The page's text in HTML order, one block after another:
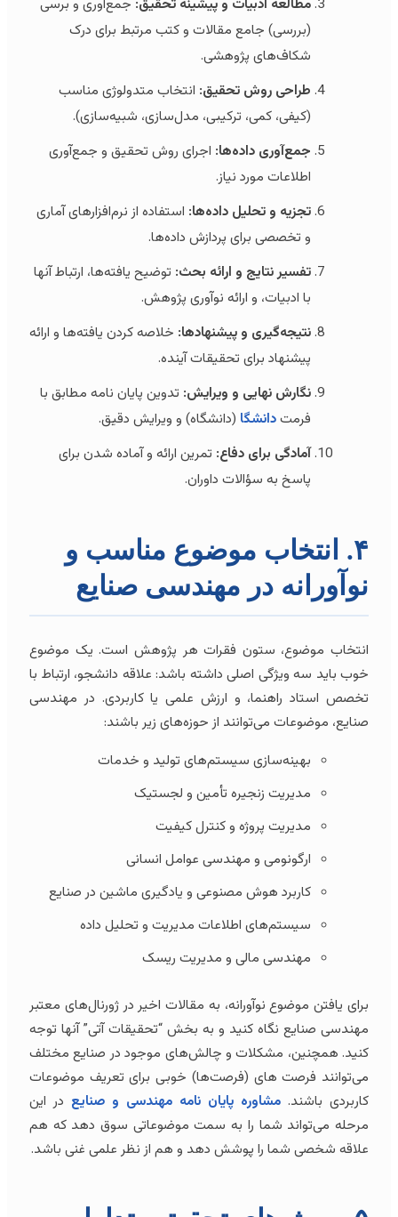
مطالعه ادبیات و پیشینه تحقیق:جمع‌آوری و برسی
(بررسی) جامع مقالات و کتب مرتبط برای درک
شکاف‌های پژوهشی.
طراحی روش تحقیق:انتخاب متدولوژی مناسب
(کیفی، کمی، ترکیبی، مدل‌سازی، شبیه‌سازی).
جمع‌آوری داده‌ها:اجرای روش تحقیق و جمع‌آوری
اطلاعات مورد نیاز.
تجزیه و تحلیل داده‌ها:استفاده از نرم‌افزارهای آماری
و تخصصی برای پردازش داده‌ها.
تفسیر نتایج و ارائه بحث:توضیح یافته‌ها، ارتباط آنها
با ادبیات، و ارائه نوآوری پژوهش.
نتیجه‌گیری و پیشنهادها:خلاصه کردن یافته‌ها و ارائه
پیشنهاد برای تحقیقات آینده.
نگارش نهایی و ویرایش:تدوین پایان نامه مطابق با
فرمتدانشگا(دانشگاه) و ویرایش دقیق.
آمادگی برای دفاع: تمرین ارائه و آماده شدن برای
پاسخ به سؤالات داوران.
۴. انتخاب موضوع مناسب و
نوآورانه در مهندسی صنایع
انتخاب موضوع، ستون فقرات هر پژوهش است. یک موضوع
خوب باید سه ویژگی اصلی داشته باشد: علاقه دانشجو، ارتباط با
تخصص استاد راهنما، و ارزش علمی یا کاربردی. در مهندسی
صنایع، موضوعات می‌توانند از حوزه‌های زیر باشند:
بهینه‌سازی سیستم‌های تولید و خدمات
مدیریت زنجیره تأمین و لجستیک
مدیریت پروژه و کنترل کیفیت
ارگونومی و مهندسی عوامل انسانی
کاربرد هوش مصنوعی و یادگیری ماشین در صنایع
سیستم‌های اطلاعات مدیریت و تحلیل داده
مهندسی مالی و مدیریت ریسک
برای یافتن موضوع نوآورانه، به مقالات اخیر در ژورنال‌های معتبر
مهندسی صنایع نگاه کنید و به بخش “تحقیقات آتی” آنها توجه
کنید. همچنین، مشکلات و چالش‌های موجود در صنایع مختلف
می‌توانند فرصت های (فرصت‌ها) خوبی برای تعریف موضوعات
کاربردی باشند.مشاوره پایان نامه مهندسی و صنایعدر این
مرحله می‌تواند شما را به سمت موضوعاتی سوق دهد که هم
علاقه شخصی شما را پوشش دهد و هم از نظر علمی غنی باشد.